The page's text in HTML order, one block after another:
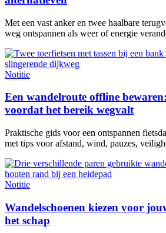
Met een vast anker en twee haalbare
weg ontspannen als weer of energie
Notitie
Een wandelroute offline
voordat het bereik wegvalt
Praktische gids voor een ontspannen
met tips voor afstand, wind, pauzes,
Notitie
Wandelschoenen kiezen voor
het schap